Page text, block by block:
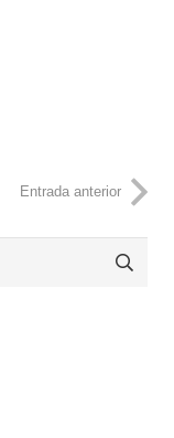
Entrada anterior